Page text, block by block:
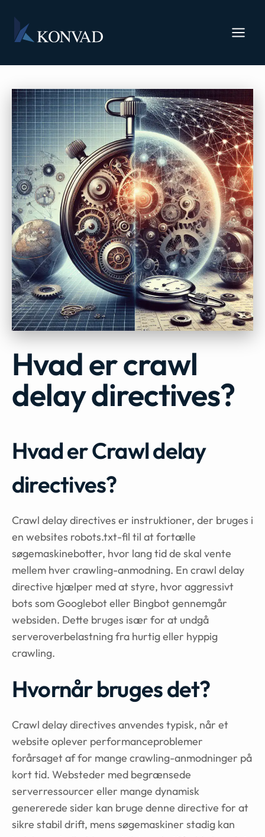
Hvad er crawl
delay directives?
Hvad er Crawl delay
directives?
Crawl delay directives er instruktioner, der bruges i
en websites robots.txt-fil til at fortælle
søgemaskinebotter, hvor lang tid de skal vente
mellem hver crawling-anmodning. En crawl delay
directive hjælper med at styre, hvor aggressivt
bots som Googlebot eller Bingbot gennemgår
websiden. Dette bruges især for at undgå
serveroverbelastning fra hurtig eller hyppig
crawling.
Hvornår bruges det?
Crawl delay directives anvendes typisk, når et
website oplever performanceproblemer
forårsaget af for mange crawling-anmodninger på
kort tid. Websteder med begrænsede
serverressourcer eller mange dynamisk
genererede sider kan bruge denne directive for at
sikre stabil drift, mens søgemaskiner stadig kan